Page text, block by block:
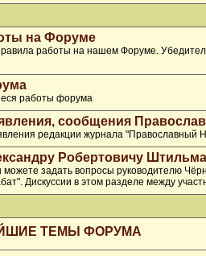
на Форуме
работы на нашем Форуме.
работы форума
сообщения
редакции журнала "Православный
Робертовичу
задать вопросы руководителю
Дискуссии в этом разделе между
ТЕМЫ ФОРУМА